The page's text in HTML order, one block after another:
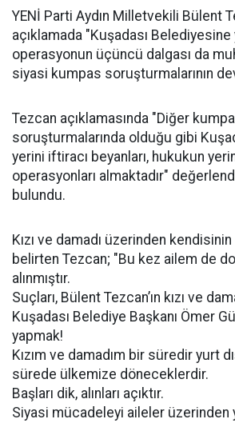
YENİ Parti Aydın Milletvekili Bülent
açıklamada "Kuşadası
operasyonun üçüncü dalgası da
siyasi kumpas soruşturmalarının
Tezcan açıklamasında "Diğer
soruşturmalarında olduğu gibi
yerini iftiracı beyanları, hukukun
operasyonları almaktadır"
bulundu.
Kızı ve damadı üzerinden kendisinin
belirten Tezcan; "Bu kez ailem de
alınmıştır.
Suçları, Bülent Tezcan’ın kızı ve
Kuşadası Belediye Başkanı Ömer
yapmak!
Kızım ve damadım bir süredir yurt
sürede ülkemize döneceklerdir.
Başları dik, alınları açıktır.
Siyasi mücadeleyi aileler üzerinden